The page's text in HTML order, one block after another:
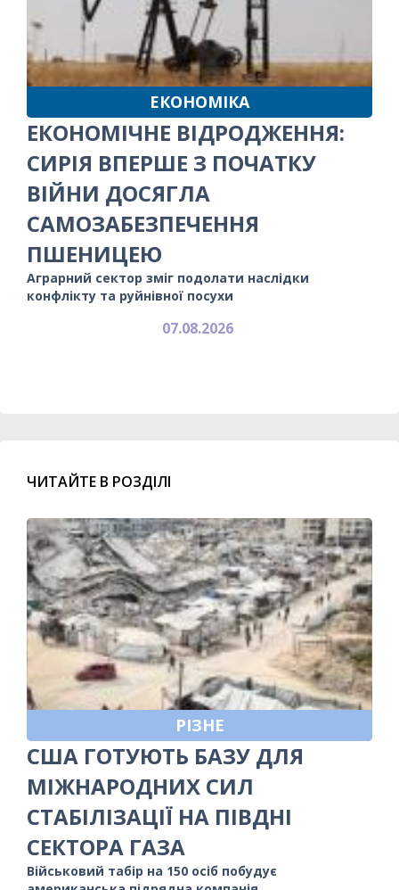
ЕКОНОМІКА
ЕКОНОМІЧНЕ ВІДРОДЖЕННЯ:
СИРІЯ ВПЕРШЕ З ПОЧАТКУ
ВІЙНИ ДОСЯГЛА
САМОЗАБЕЗПЕЧЕННЯ
ПШЕНИЦЕЮ
Аграрний сектор зміг подолати наслідки
конфлікту та руйнівної посухи
07.08.2026
ЧИТАЙТЕ В РОЗДІЛІ
РІЗНЕ
США ГОТУЮТЬ БАЗУ ДЛЯ
МІЖНАРОДНИХ СИЛ
СТАБІЛІЗАЦІЇ НА ПІВДНІ
СЕКТОРА ГАЗА
Військовий табір на 150 осіб побудує